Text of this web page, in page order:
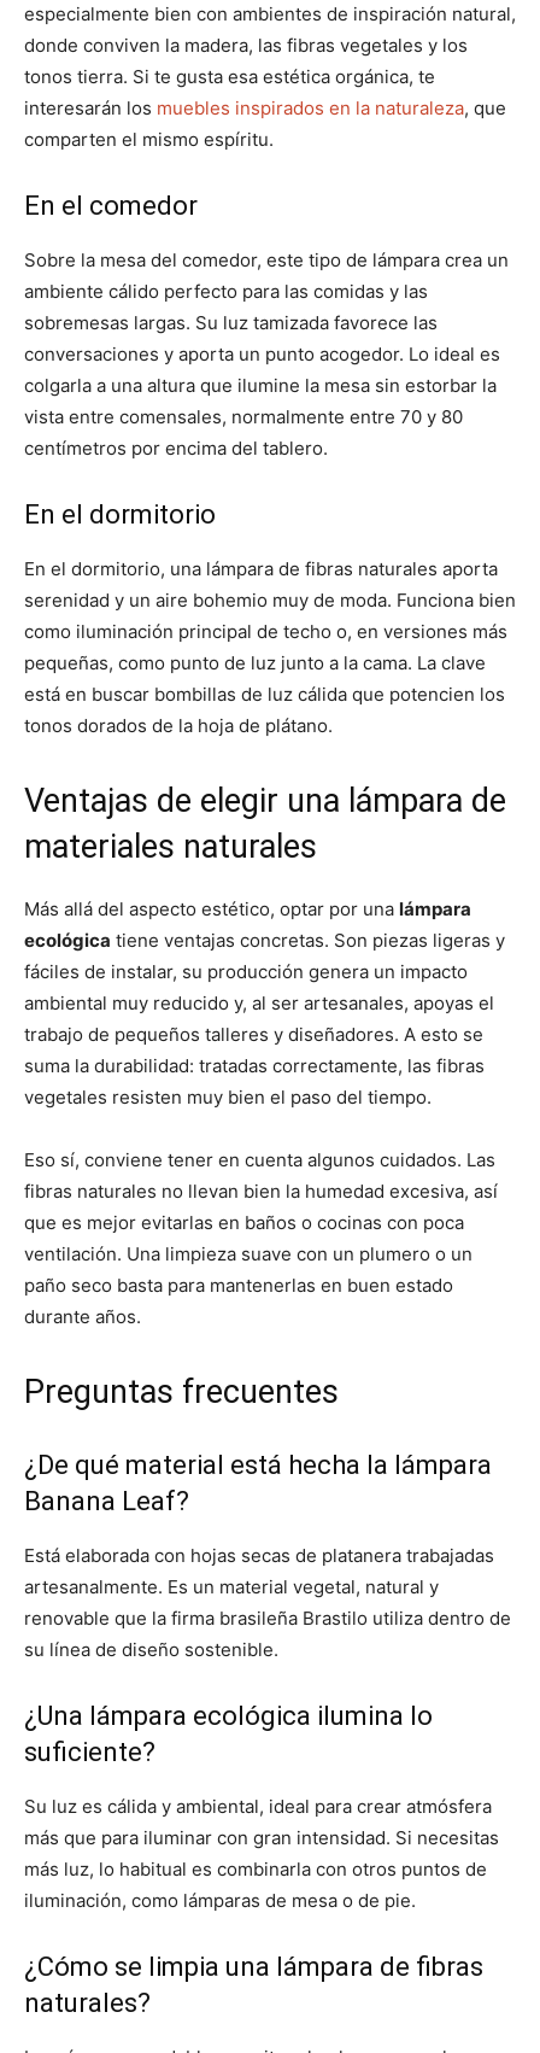
especialmente bien con ambientes de inspiración natural,
donde conviven la madera, las fibras vegetales y los
tonos tierra. Si te gusta esa estética orgánica, te
interesarán los muebles inspirados en la naturaleza, que
comparten el mismo espíritu.
En el comedor
Sobre la mesa del comedor, este tipo de lámpara crea un
ambiente cálido perfecto para las comidas y las
sobremesas largas. Su luz tamizada favorece las
conversaciones y aporta un punto acogedor. Lo ideal es
colgarla a una altura que ilumine la mesa sin estorbar la
vista entre comensales, normalmente entre 70 y 80
centímetros por encima del tablero.
En el dormitorio
En el dormitorio, una lámpara de fibras naturales aporta
serenidad y un aire bohemio muy de moda. Funciona bien
como iluminación principal de techo o, en versiones más
pequeñas, como punto de luz junto a la cama. La clave
está en buscar bombillas de luz cálida que potencien los
tonos dorados de la hoja de plátano.
Ventajas de elegir una lámpara de
materiales naturales
Más allá del aspecto estético, optar por una lámpara
ecológica tiene ventajas concretas. Son piezas ligeras y
fáciles de instalar, su producción genera un impacto
ambiental muy reducido y, al ser artesanales, apoyas el
trabajo de pequeños talleres y diseñadores. A esto se
suma la durabilidad: tratadas correctamente, las fibras
vegetales resisten muy bien el paso del tiempo.
Eso sí, conviene tener en cuenta algunos cuidados. Las
fibras naturales no llevan bien la humedad excesiva, así
que es mejor evitarlas en baños o cocinas con poca
ventilación. Una limpieza suave con un plumero o un
paño seco basta para mantenerlas en buen estado
durante años.
Preguntas frecuentes
¿De qué material está hecha la lámpara
Banana Leaf?
Está elaborada con hojas secas de platanera trabajadas
artesanalmente. Es un material vegetal, natural y
renovable que la firma brasileña Brastilo utiliza dentro de
su línea de diseño sostenible.
¿Una lámpara ecológica ilumina lo
suficiente?
Su luz es cálida y ambiental, ideal para crear atmósfera
más que para iluminar con gran intensidad. Si necesitas
más luz, lo habitual es combinarla con otros puntos de
iluminación, como lámparas de mesa o de pie.
¿Cómo se limpia una lámpara de fibras
naturales?